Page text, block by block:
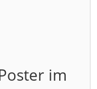
im